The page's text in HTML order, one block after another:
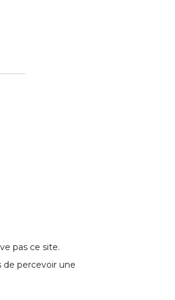
pas ce site.
de percevoir une